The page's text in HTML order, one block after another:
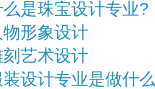
是珠宝设计专业?
物形象设计
刻艺术设计
设计专业是做什